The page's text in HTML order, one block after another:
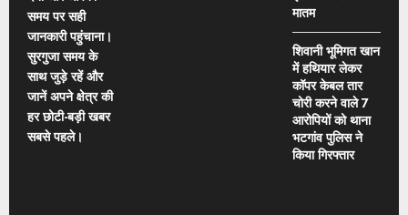
समय पर सही
जानकारी पहुंचाना।
सुरगुजा समय के
साथ जुड़े रहें और
जानें अपने क्षेत्र की
हर छोटी-बड़ी खबर
सबसे पहले।
मातम
शिवानी भूमिगत खान
में हथियार लेकर
कॉपर केबल तार
चोरी करने वाले 7
आरोपियों को थाना
भटगांव पुलिस ने
किया गिरफ्तार